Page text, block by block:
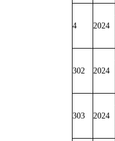
4 2024
302 2024
303 2024